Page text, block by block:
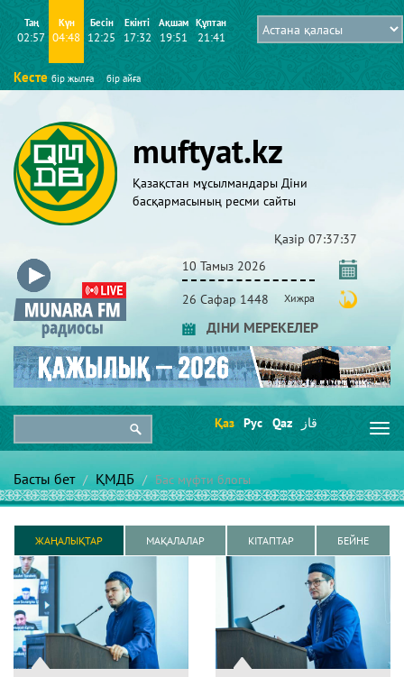
Таң
02:57
Күн
04:48
Бесін
12:25
Екінті
17:32
Ақшам
19:51
Құптан
21:41
Кесте бір жылға бір айға
muftyat.kz
Қазақстан мұсылмандары Діни
басқармасының ресми сайты
Қазір 07:37:37
10 Тамыз 2026
26 Сафар 1448 Хижра
ДІНИ МЕРЕКЕЛЕР
Қаз Рус Qaz قاز
Басты бет ҚМДБ Бас мүфти блогы
ЖАҢАЛЫҚТАР МАҚАЛАЛАР КІТАПТАР БЕЙНЕ